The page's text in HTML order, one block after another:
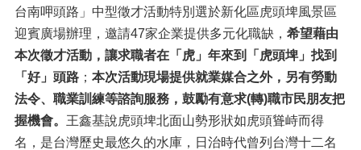
台南呷頭路」中型徵才活動特別選於新化區虎頭埤風景區
迎賓廣場辦理，邀請47家企業提供多元化職缺， 希望藉由
本次徵才活動，讓求職者在「虎」年來到「虎頭埤」找到
「好」頭路 ； 本次活動現場提供就業媒合之外，另有勞動
法令、職業訓練等諮詢服務，鼓勵有意求(轉)職市民朋友把
握機會。 王鑫基說虎頭埤北面山勢形狀如虎頭聳峙而得
名，是台灣歷史最悠久的水庫，日治時代曾列台灣十二名